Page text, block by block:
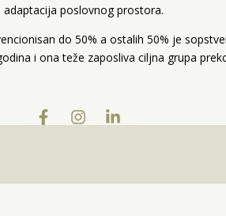
poslovnog prostora.
do 50% a ostalih 50% je
i ona teže zaposliva ciljna grupa